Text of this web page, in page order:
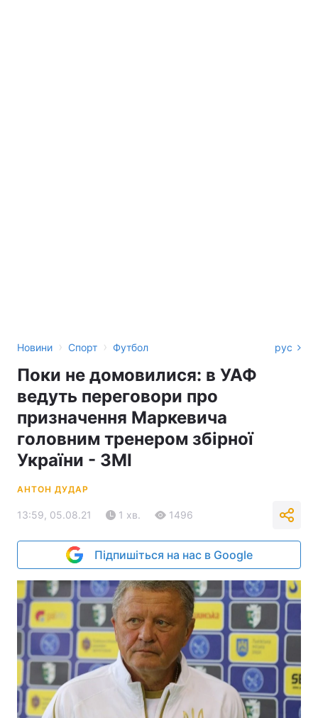
Новини › Спорт › Футбол рус
Поки не домовилися: в УАФ
ведуть переговори про
призначення Маркевича
головним тренером збірної
України - ЗМІ
АНТОН ДУДАР
13:59, 05.08.21 1 хв. 1496
Підпишіться на нас в Google